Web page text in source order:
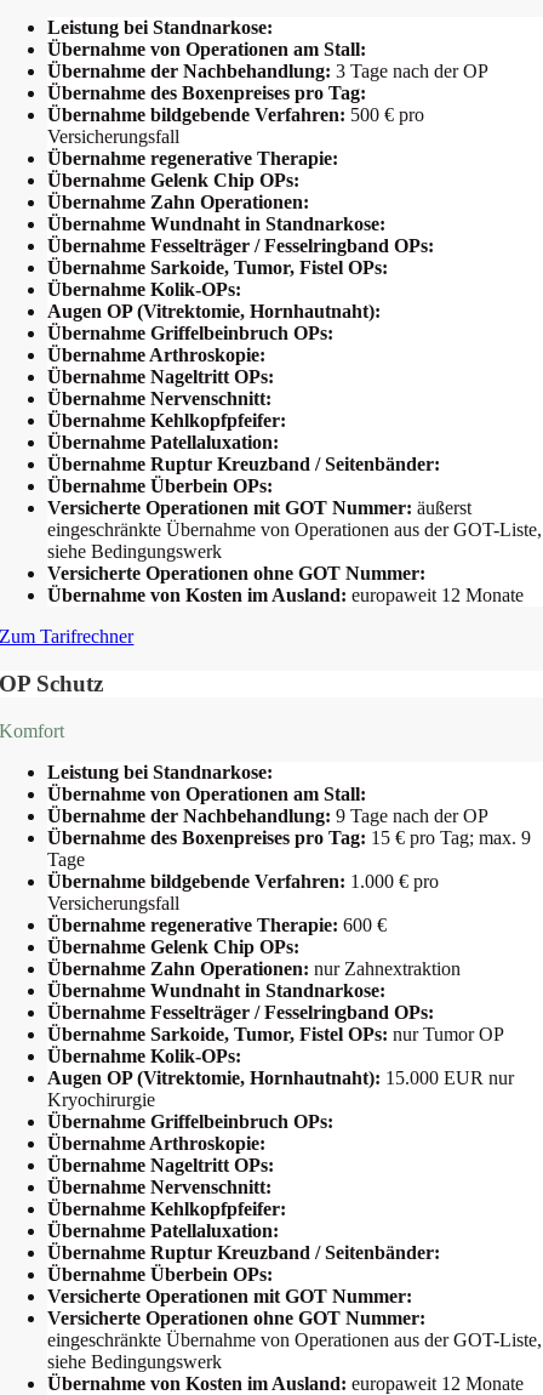
Leistung bei Standnarkose:
Übernahme von Operationen am Stall:
Übernahme der Nachbehandlung: 3 Tage nach der OP
Übernahme des Boxenpreises pro Tag:
Übernahme bildgebende Verfahren: 500 € pro
Versicherungsfall
Übernahme regenerative Therapie:
Übernahme Gelenk Chip OPs:
Übernahme Zahn Operationen:
Übernahme Wundnaht in Standnarkose:
Übernahme Fesselträger / Fesselringband OPs:
Übernahme Sarkoide, Tumor, Fistel OPs:
Übernahme Kolik-OPs:
Augen OP (Vitrektomie, Hornhautnaht):
Übernahme Griffelbeinbruch OPs:
Übernahme Arthroskopie:
Übernahme Nageltritt OPs:
Übernahme Nervenschnitt:
Übernahme Kehlkopfpfeifer:
Übernahme Patellaluxation:
Übernahme Ruptur Kreuzband / Seitenbänder:
Übernahme Überbein OPs:
Versicherte Operationen mit GOT Nummer: äußerst
eingeschränkte Übernahme von Operationen aus der GOT-Liste,
siehe Bedingungswerk
Versicherte Operationen ohne GOT Nummer:
Übernahme von Kosten im Ausland: europaweit 12 Monate
Zum Tarifrechner
OP Schutz
Komfort
Leistung bei Standnarkose:
Übernahme von Operationen am Stall:
Übernahme der Nachbehandlung: 9 Tage nach der OP
Übernahme des Boxenpreises pro Tag: 15 € pro Tag; max. 9
Tage
Übernahme bildgebende Verfahren: 1.000 € pro
Versicherungsfall
Übernahme regenerative Therapie: 600 €
Übernahme Gelenk Chip OPs:
Übernahme Zahn Operationen: nur Zahnextraktion
Übernahme Wundnaht in Standnarkose:
Übernahme Fesselträger / Fesselringband OPs:
Übernahme Sarkoide, Tumor, Fistel OPs: nur Tumor OP
Übernahme Kolik-OPs:
Augen OP (Vitrektomie, Hornhautnaht): 15.000 EUR nur
Kryochirurgie
Übernahme Griffelbeinbruch OPs:
Übernahme Arthroskopie:
Übernahme Nageltritt OPs:
Übernahme Nervenschnitt:
Übernahme Kehlkopfpfeifer:
Übernahme Patellaluxation:
Übernahme Ruptur Kreuzband / Seitenbänder:
Übernahme Überbein OPs:
Versicherte Operationen mit GOT Nummer:
Versicherte Operationen ohne GOT Nummer:
eingeschränkte Übernahme von Operationen aus der GOT-Liste,
siehe Bedingungswerk
Übernahme von Kosten im Ausland: europaweit 12 Monate